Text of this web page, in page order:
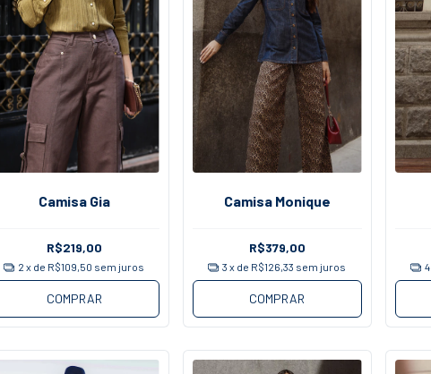
Camisa Gia
R$219,00
2 x de R$109,50 sem juros
COMPRAR
Camisa Monique
R$379,00
3 x de R$126,33 sem juros
COMPRAR
4